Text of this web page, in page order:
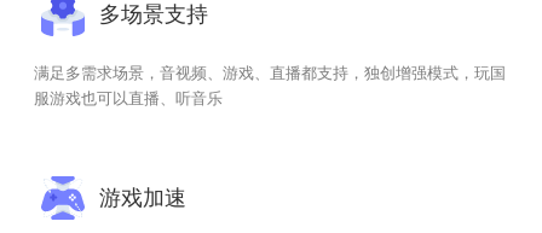
多场景支持
满足多需求场景，音视频、游戏、直播都支持，独创增强模式，玩国
服游戏也可以直播、听音乐
游戏加速